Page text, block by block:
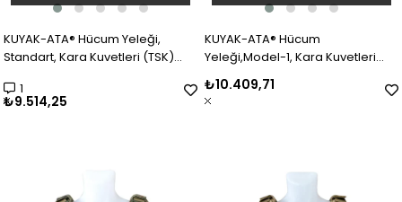
KUYAK-ATA® Hücum Yeleği,
Standart, Kara Kuvetleri (TSK)
1
₺9.514,25
KUYAK-ATA® Hücum
Yeleği,Model-1, Kara Kuvetleri
₺10.409,71